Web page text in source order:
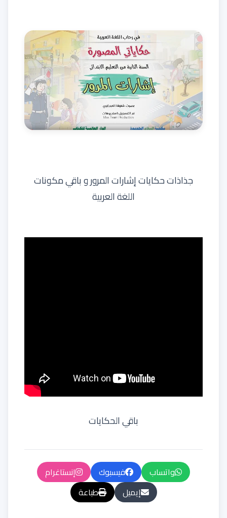
جذاذات حكايات إشارات المرور و باقي مكونات
اللغة العربية
باقي الحكايات
واتساب فيسبوك
إنستاغرام
إيميل
طباعة